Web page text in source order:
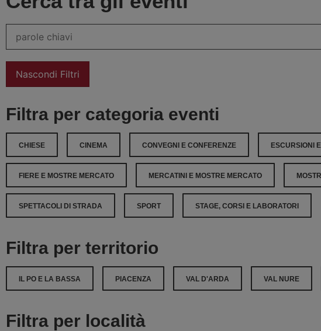
Nascondi Filtri
Filtra per categoria eventi
CHIESE CINEMA CONVEGNI E CONFERENZE ESCURSIONI
FIERE E MOSTRE MERCATO MERCATINI E MOSTRE MERCATO
SPETTACOLI DI STRADA SPORT STAGE, CORSI E LABORATORI
Filtra per territorio
IL PO E LA BASSA PIACENZA VAL D'ARDA VAL NURE
Filtra per località